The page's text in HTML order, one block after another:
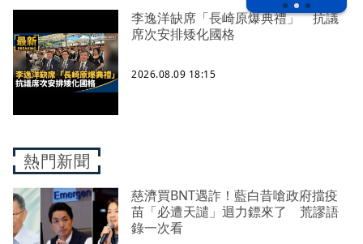
李逸洋缺席「長崎原爆典禮」 抗議
席次安排矮化國格
2026.08.09 18:15
熱門新聞
慈濟買BNT遇詐！藍白昔嗆政府擋疫
苗「必遭天譴」迴力鏢來了 荒謬語
錄一次看